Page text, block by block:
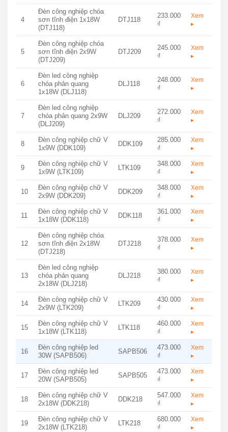
4
Đèn công nghiệp chóa
sơn tĩnh điện 1x18W
(DTJ118)
DTJ118
233.000
₫
Xem
▸
5
Đèn công nghiệp chóa
sơn tĩnh điện 2x9W
(DTJ209)
DTJ209
245.000
₫
Xem
▸
6
Đèn led công nghiệp
chóa phản quang
1x18W (DLJ118)
DLJ118
248.000
₫
Xem
▸
7
Đèn led công nghiệp
chóa phản quang 2x9W
(DLJ209)
DLJ209
272.000
₫
Xem
▸
8
Đèn công nghiệp chữ V
1x9W (DDK109)
DDK109
285.000
₫
Xem
▸
9
Đèn công nghiệp chữ V
1x9W (LTK109)
LTK109
348.000
₫
Xem
▸
10
Đèn công nghiệp chữ V
2x9W (DDK209)
DDK209
348.000
₫
Xem
▸
11
Đèn công nghiệp chữ V
1x18W (DDK118)
DDK118
361.000
₫
Xem
▸
12
Đèn công nghiệp chóa
sơn tĩnh điện 2x18W
(DTJ218)
DTJ218
378.000
₫
Xem
▸
13
Đèn led công nghiệp
chóa phản quang
2x18W (DLJ218)
DLJ218
380.000
₫
Xem
▸
14
Đèn công nghiệp chữ V
2x9W (LTK209)
LTK209
430.000
₫
Xem
▸
15
Đèn công nghiệp chữ V
1x18W (LTK118)
LTK118
460.000
₫
Xem
▸
16
Đèn công nghiệp led
30W (SAPB506)
SAPB506
473.000
₫
Xem
▸
17
Đèn công nghiệp led
20W (SAPB505)
SAPB505
473.000
₫
Xem
▸
18
Đèn công nghiệp chữ V
2x18W (DDK218)
DDK218
547.000
₫
Xem
▸
19
Đèn công nghiệp chữ V
2x18W (LTK218)
LTK218
680.000
₫
Xem
▸